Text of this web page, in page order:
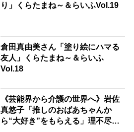
り」くらたまね～＆らいふVol.19
倉田真由美さん「塗り絵にハマる
友人」くらたまね～＆らいふ
Vol.18
《芸能界から介護の世界へ》岩佐
真悠子「推しのおばあちゃんか
ら“大好き”をもらえる」理不尽さ